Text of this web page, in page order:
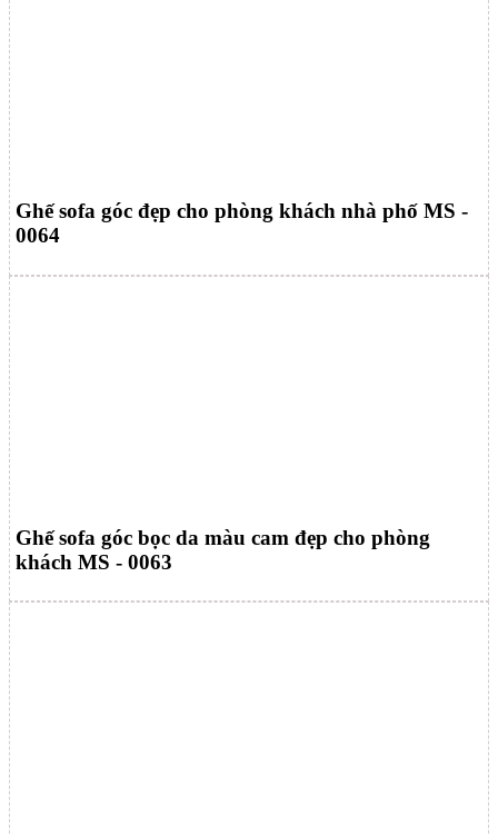
Ghế sofa góc đẹp cho phòng khách nhà phố MS -
0064
Ghế sofa góc bọc da màu cam đẹp cho phòng
khách MS - 0063